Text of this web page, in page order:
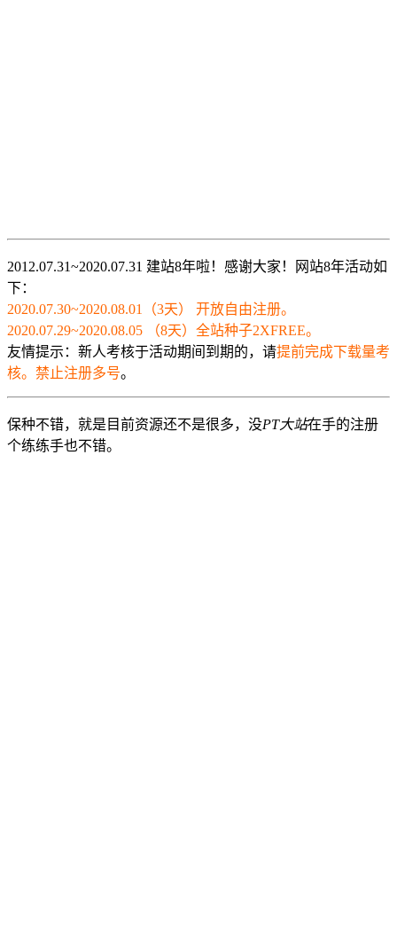
2012.07.31~2020.07.31 建站8年啦！感谢大家！网站8年活动如
下：
2020.07.30~2020.08.01（3天） 开放自由注册。
2020.07.29~2020.08.05 （8天）全站种子2XFREE。
友情提示：新人考核于活动期间到期的，请提前完成下载量考
核。禁止注册多号。
保种不错，就是目前资源还不是很多，没PT大站在手的注册
个练练手也不错。